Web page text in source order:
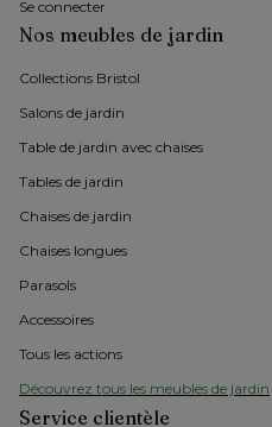
Nos meubles de jardin
Collections Bristol
Salons de jardin
Table de jardin avec chaises
Tables de jardin
Chaises de jardin
Chaises longues
Parasols
Accessoires
Tous les actions
Découvrez tous les meubles de jardin
Service clientèle
Se connecter